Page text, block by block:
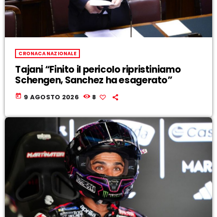
CRONACA NAZIONALE
Tajani “Finito il pericolo ripristiniamo
Schengen, Sanchez ha esagerato”
today 9 AGOSTO 2026 8